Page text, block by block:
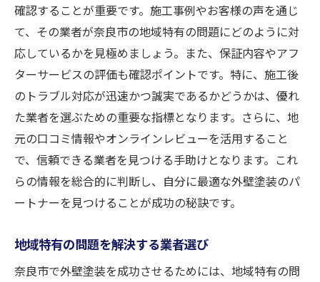
確認することが重要です。施工事例やお客様の声を通じ
て、その業者が奈良市の地域特有の問題にどのように対
応しているかを見極めましょう。また、保証内容やアフ
ターサービスの評価も確認ポイントです。特に、施工後
のトラブル対応が迅速かつ誠実であるかどうかは、優れ
た業者を選ぶための重要な指標となります。さらに、地
元の口コミ情報やオンラインレビューを活用すること
で、信頼できる業者を見つける手助けとなります。これ
らの情報を総合的に判断し、自分に最適な外壁塗装のパ
ートナーを見つけることが成功の秘訣です。
地域特有の問題を解決する業者選び
奈良市で外壁塗装を成功させるためには、地域特有の問